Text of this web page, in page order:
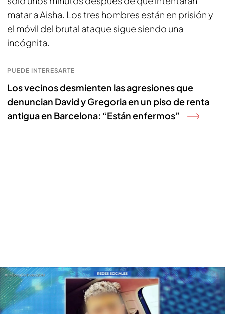
matar a Aisha. Los tres hombres están en prisión y
el móvil del brutal ataque sigue siendo una
incógnita.
PUEDE INTERESARTE
Los vecinos desmienten las agresiones que
denuncian David y Gregoria en un piso de renta
antigua en Barcelona: “Están enfermos”
Detienen al marido de la mujer a la que intentaron quemar viva con su bebé
en brazos en Sevilla la nueva (Madrid)
Suli, sobre Ibrahim: “En 2021 le pille siendo
infiel”